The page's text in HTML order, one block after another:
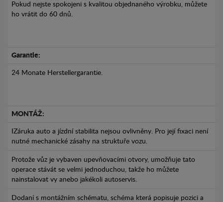
Pokud nejste spokojeni s kvalitou objednaného výrobku, můžete
ho vrátit do 60 dnů.
Garantie:
24 Monate Herstellergarantie.
MONTÁŽ:
IZáruka auto a jízdní stabilita nejsou ovlivněny. Pro její fixaci není
nutné mechanické zásahy na struktuře vozu.
Protože vůz je vybaven upevňovacími otvory, umožňuje tato
operace stávát se velmi jednoduchou, takže ho můžete
nainstalovat vy anebo jakékoli autoservis.
Dodaní s montážním schématu, schéma která popisuje pozici a